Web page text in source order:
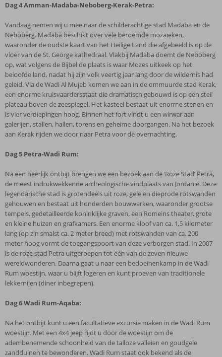
Dag 4Amman-Madaba-Neboberg-Kerak-Petra:
Vandaag nemen wij u mee naar de schilderachtige stad Madaba en de
Neboberg. Madaba beschikt over vele beroemde mozaïeken,
waaronder de oudste kaart van het Heilige Land die afgebeeld is op de
vloer van de St. George kathedraal. Vlakbij Madaba doemt de Neboberg
op, wat volgens de Bijbel de plaats is waar Mozes uitkeek op het
beloofde land, nadat hij zijn volk veertig jaar lang door de wildernis had
geleid. Via de Wadi Al Mujeb komen we aan in de ommuurde stad Kerak,
een enorme kruisvaardersstaat die dramatisch gebouwd is op een steil
plateau boven de zeespiegel. Het kasteel bestaat uit enorme stenen en
is vier verdiepingen hoog. Binnen het fort vindt u een wirwar aan
galerijen, stallen, hallen, torens en geheime doorgangen. Na het bezoek
aan Kerak rijden we door naar Petra voor de overnachting.
Dag 5 Petra-Wadi Rum:
Na een heerlijk ontbijt brengen we een bezoek aan de ‘Roze Stad’ Petra,
de meest indrukwekkende archeologische vindplaats van Jordanië. Deze
legendarische stad is grotendeels uit roze, gele en dieprode rotswanden
gehouwen en bestaat uit honderden bouwwerken, waaronder grootse
tempels, gedetailleerde koninklijke graven, een Romeins theater, grote
en kleine huizen en grafkamers. Een enorme kloof van ca. 1,5 kilometer
lang (op z'n smalst ca. 2 meter breed) met rotswanden van ca. 200
meter hoog vormt de toegangspoort van deze verborgen stad. In 2007
is de roze stad Petra uitgeroepen tot één van de zeven nieuwe
wereldwonderen. Daarna gaat u naar een bedoeïnenkamp in de Wadi
Rum woestijn, waar u blijft logeren en kunt proeven van traditionele
lekkernijen (diner inbegrepen).
Dag 6Wadi Rum-Aqaba:
Na het ontbijt kunt u een facultatieve excursie maken in de Wadi Rum
woestijn. Met een 4x4 jeep rijdt u door de woestijn om de
adembenemende schoonheid van de talloze valleien en goudgele
zandduinen te bewonderen. Wadi Rum staat ook bekend als de